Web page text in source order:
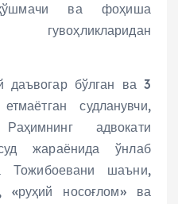
ва фоҳиша
даъвогар бўлган ва 3
судланувчи,
адвокати
жараёнида ўнлаб
Тожибоевани шаъни,
«руҳий носоғлом» ва